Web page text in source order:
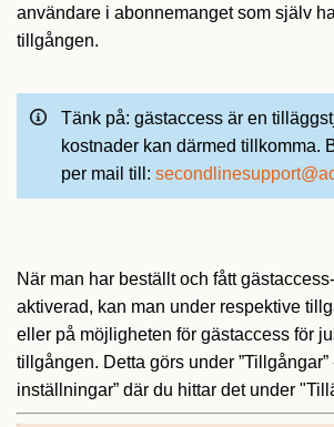
användare i abonnemanget som själv
tillgången.
Tänk på: gästaccess är en
kostnader kan därmed tillkomma.
per mail till:
När man har beställt och fått
aktiverad, kan man under respektive
eller på möjligheten för gästaccess för
tillgången. Detta görs under ”Tillgångar”
inställningar” där du hittar det under